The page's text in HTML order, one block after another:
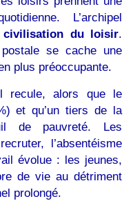
L’archipel
civilisation du loisir.
se cache une
plus préoccupante.
recule, alors que le
et qu’un tiers de la
de pauvreté. Les
l’absentéisme
évolue : les jeunes,
de vie au détriment
prolongé.